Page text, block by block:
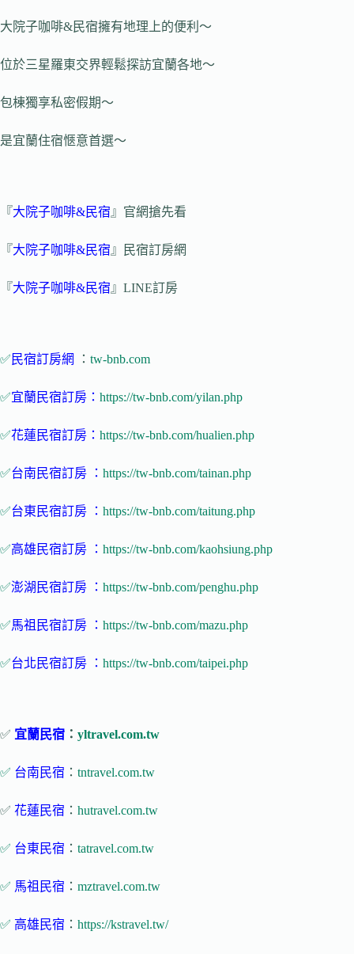
大院子咖啡&民宿擁有地理上的便利～
位於三星羅東交界輕鬆探訪宜蘭各地～
包棟獨享私密假期～
是宜蘭住宿愜意首選～
『大院子咖啡&民宿 』官網搶先看
『大院子咖啡&民宿 』民宿訂房網
『大院子咖啡&民宿 』LINE訂房
✅ 民宿訂房網 ： tw-bnb.com
✅宜蘭民宿訂房： https://tw-bnb.com/yilan.php
✅花蓮民宿訂房： https://tw-bnb.com/hualien.php
✅台南民宿訂房 ： https://tw-bnb.com/tainan.php
✅台東民宿訂房 ： https://tw-bnb.com/taitung.php
✅高雄民宿訂房 ： https://tw-bnb.com/kaohsiung.php
✅澎湖民宿訂房 ： https://tw-bnb.com/penghu.php
✅馬祖民宿訂房 ： https://tw-bnb.com/mazu.php
✅台北民宿訂房 ： https://tw-bnb.com/taipei.php
✅ 宜蘭民宿 ： yltravel.com.tw
✅ 台南民宿 ： tntravel.com.tw
✅ 花蓮民宿 ： hutravel.com.tw
✅ 台東民宿 ： tatravel.com.tw
✅ 馬祖民宿 ： mztravel.com.tw
✅ 高雄民宿 ： https://kstravel.tw/